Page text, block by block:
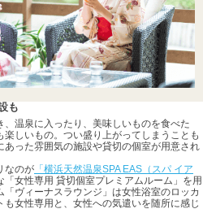
も
温泉に入ったり、美味しいものを食べた
しいもの。つい盛り上がってしまうことも
った雰囲気の施設や貸切の個室が用意され
なのが 「横浜天然温泉SPA EAS（スパ イア
女性専用 貸切個室プレミアムルーム」を用
ヴィーナスラウンジ」は女性浴室のロッカ
女性専用と、女性への気遣いを随所に感じ